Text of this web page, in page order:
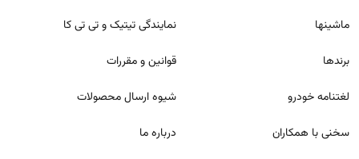
ماشینها
برندها
لغتنامه خودرو
سخنی با همکاران
نمایندگی تیتیک و تی تی کا
قوانين و مقررات
شيوه ارسال محصولات
درباره ما